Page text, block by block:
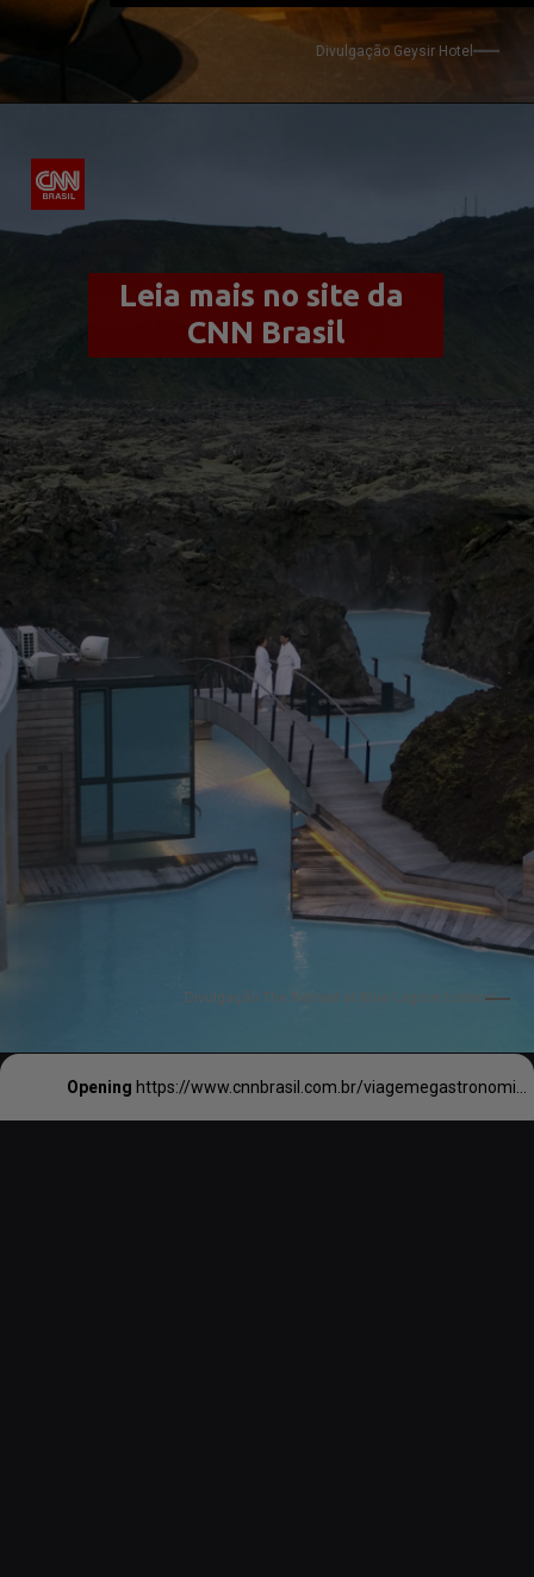
Divulgação Geysir Hotel
Divulgação The Retreat at Blue Lagoon Iceland
Leia mais no site da
CNN Brasil
Opening